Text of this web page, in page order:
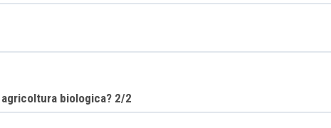
biologica? 2/2